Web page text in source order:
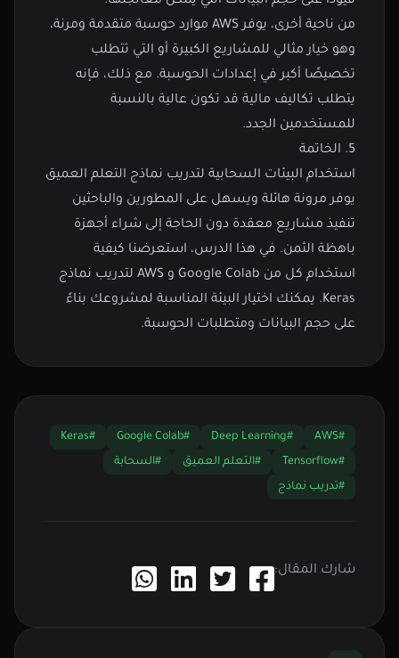
من ناحية أخرى، يوفر AWS موارد حوسبة متقدمة ومرنة،
وهو خيار مثالي للمشاريع الكبيرة أو التي تتطلب
تخصيصًا أكبر في إعدادات الحوسبة. مع ذلك، فإنه
يتطلب تكاليف مالية قد تكون عالية بالنسبة
للمستخدمين الجدد.
5. الخاتمة
استخدام البيئات السحابية لتدريب نماذج التعلم العميق
يوفر مرونة هائلة ويسهل على المطورين والباحثين
تنفيذ مشاريع معقدة دون الحاجة إلى شراء أجهزة
باهظة الثمن. في هذا الدرس، استعرضنا كيفية
استخدام كل من Google Colab و AWS لتدريب نماذج
Keras. يمكنك اختيار البيئة المناسبة لمشروعك بناءً
على حجم البيانات ومتطلبات الحوسبة.
#AWS
#Deep Learning
#Google Colab
#Keras
#Tensorflow
#التعلم العميق
#السحابة
#تدريب نماذج
شارك المقال: